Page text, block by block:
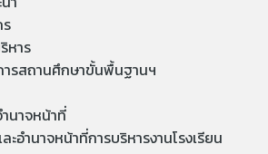
หาร
รสถานศึกษาขั้นพื้นฐานฯ
ำนาจหน้าที่
ะอำนาจหน้าที่การบริหารงานโรงเรียน